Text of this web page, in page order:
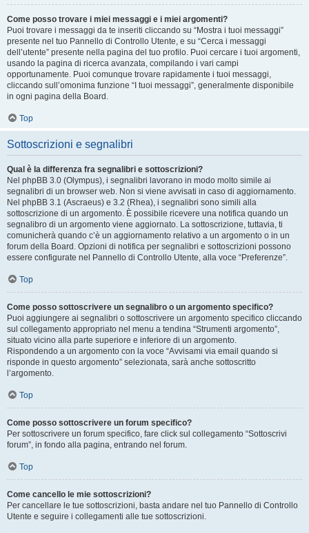
Come posso trovare i miei messaggi e i miei argomenti?
Puoi trovare i messaggi da te inseriti cliccando su “Mostra i tuoi messaggi”
presente nel tuo Pannello di Controllo Utente, e su “Cerca i messaggi
dell’utente” presente nella pagina del tuo profilo. Puoi cercare i tuoi argomenti,
usando la pagina di ricerca avanzata, compilando i vari campi
opportunamente. Puoi comunque trovare rapidamente i tuoi messaggi,
cliccando sull’omonima funzione “I tuoi messaggi”, generalmente disponibile
in ogni pagina della Board.
Top
Sottoscrizioni e segnalibri
Qual è la differenza fra segnalibri e sottoscrizioni?
Nel phpBB 3.0 (Olympus), i segnalibri lavorano in modo molto simile ai
segnalibri di un browser web. Non si viene avvisati in caso di aggiornamento.
Nel phpBB 3.1 (Ascraeus) e 3.2 (Rhea), i segnalibri sono simili alla
sottoscrizione di un argomento. È possibile ricevere una notifica quando un
segnalibro di un argomento viene aggiornato. La sottoscrizione, tuttavia, ti
comunicherà quando c’è un aggiornamento relativo a un argomento o in un
forum della Board. Opzioni di notifica per segnalibri e sottoscrizioni possono
essere configurate nel Pannello di Controllo Utente, alla voce “Preferenze”.
Top
Come posso sottoscrivere un segnalibro o un argomento specifico?
Puoi aggiungere ai segnalibri o sottoscrivere un argomento specifico cliccando
sul collegamento appropriato nel menu a tendina “Strumenti argomento”,
situato vicino alla parte superiore e inferiore di un argomento.
Rispondendo a un argomento con la voce “Avvisami via email quando si
risponde in questo argomento” selezionata, sarà anche sottoscritto
l’argomento.
Top
Come posso sottoscrivere un forum specifico?
Per sottoscrivere un forum specifico, fare click sul collegamento “Sottoscrivi
forum”, in fondo alla pagina, entrando nel forum.
Top
Come cancello le mie sottoscrizioni?
Per cancellare le tue sottoscrizioni, basta andare nel tuo Pannello di Controllo
Utente e seguire i collegamenti alle tue sottoscrizioni.